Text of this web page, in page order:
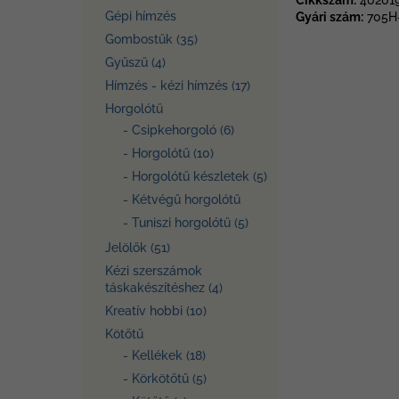
Gépi hímzés
Gombostűk (35)
Gyűszű (4)
Hímzés - kézi hímzés (17)
Horgolótű
- Csipkehorgoló (6)
- Horgolótű (10)
- Horgolótű készletek (5)
- Kétvégű horgolótű
- Tuniszi horgolótű (5)
Jelölők (51)
Kézi szerszámok
táskakészítéshez (4)
Kreatív hobbi (10)
Kötőtű
- Kellékek (18)
- Körkötőtű (5)
Gyári szám: